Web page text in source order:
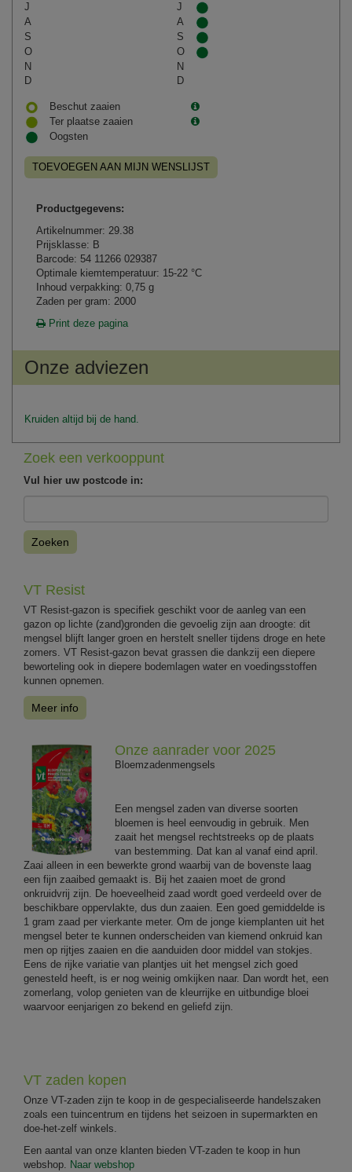
J
J
A
A
S
S
O
O
N
N
D
D
Beschut zaaien
Ter plaatse zaaien
Oogsten
TOEVOEGEN AAN MIJN WENSLIJST
Productgegevens:
Artikelnummer: 29.38
Prijsklasse: B
Barcode: 54 11266 029387
Optimale kiemtemperatuur: 15-22 °C
Inhoud verpakking: 0,75 g
Zaden per gram: 2000
Print deze pagina
Onze adviezen
Kruiden altijd bij de hand.
Zoek een verkooppunt
Vul hier uw postcode in:
Zoeken
VT Resist
VT Resist-gazon is specifiek geschikt voor de aanleg van een
gazon op lichte (zand)gronden die gevoelig zijn aan droogte: dit
mengsel blijft langer groen en herstelt sneller tijdens droge en hete
zomers. VT Resist-gazon bevat grassen die dankzij een diepere
beworteling ook in diepere bodemlagen water en voedingsstoffen
kunnen opnemen.
Meer info
Onze aanrader voor 2025
Bloemzadenmengsels
Een mengsel zaden van diverse soorten
bloemen is heel eenvoudig in gebruik. Men
zaait het mengsel rechtstreeks op de plaats
van bestemming. Dat kan al vanaf eind april.
Zaai alleen in een bewerkte grond waarbij van de bovenste laag
een fijn zaaibed gemaakt is. Bij het zaaien moet de grond
onkruidvrij zijn. De hoeveelheid zaad wordt goed verdeeld over de
beschikbare oppervlakte, dus dun zaaien. Een goed gemiddelde is
1 gram zaad per vierkante meter. Om de jonge kiemplanten uit het
mengsel beter te kunnen onderscheiden van kiemend onkruid kan
men op rijtjes zaaien en die aanduiden door middel van stokjes.
Eens de rijke variatie van plantjes uit het mengsel zich goed
genesteld heeft, is er nog weinig omkijken naar. Dan wordt het, een
zomerlang, volop genieten van de kleurrijke en uitbundige bloei
waarvoor eenjarigen zo bekend en geliefd zijn.
VT zaden kopen
Onze VT-zaden zijn te koop in de gespecialiseerde handelszaken
zoals een tuincentrum en tijdens het seizoen in supermarkten en
doe-het-zelf winkels.
Een aantal van onze klanten bieden VT-zaden te koop in hun
webshop. Naar webshop